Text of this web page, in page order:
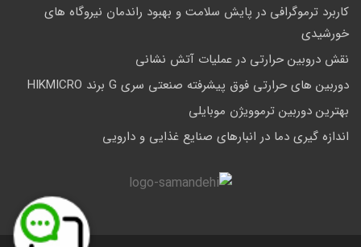
کاربرد ترموگرافی در پایش سلامت و بهبود راندمان نیروگاه های
خورشیدی
نقش دروبین حرارتی در عملیات آتش نشانی
دوربین های حرارتی فوق پیشرفته صنعتی سری G برند HIKMICRO
بهترین دوربین ترموویژن موبایلی
اندازه گیری دما در انبارهای صنایع غذایی و دارویی